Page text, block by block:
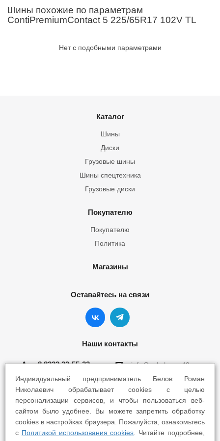
Шины похожие по параметрам
ContiPremiumContact 5 225/65R17 102V TL
Нет с подобными параметрами
Каталог
Шины
Грузовые шины
Шины спецтехника
Диски
Грузовые диски
Покупателю
Покупателю
Политика
Магазины
Оставайтесь на связи
Наши контакты
8 8332 22-55-22 info@yokohama43.ru
Киров, ул. Ломоносова 5Б
Киров, ул. Профсоюзная 7А
Индивидуальный предприниматель Белов Роман
Николаевич обрабатывает cookies с целью
персонализации сервисов, и чтобы пользоваться веб-
сайтом было удобнее. Вы можете запретить обработку
cookies в настройках браузера. Пожалуйста, ознакомьтесь
с Политикой использования cookies . Читайте подробнее,